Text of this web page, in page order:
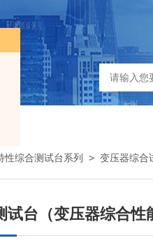
性综合测试台系列 >变压器综合
试台（变压器综合性